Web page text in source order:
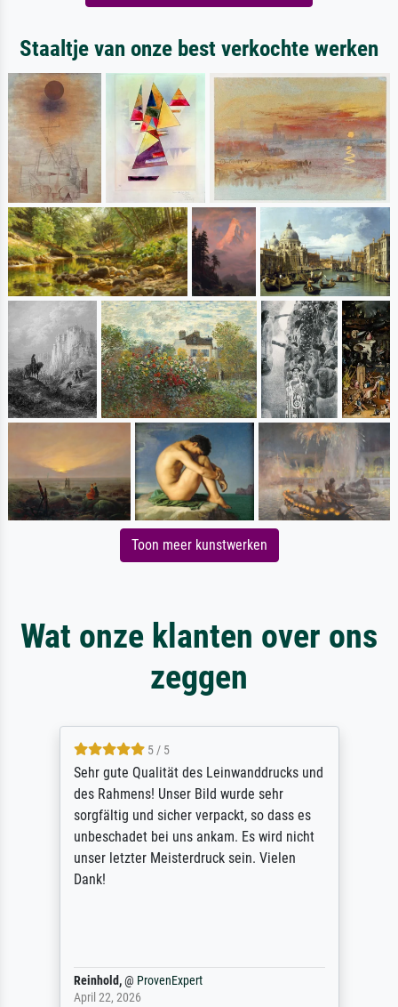
Staaltje van onze best verkochte werken
Toon meer kunstwerken
Wat onze klanten over ons
zeggen
5 / 5
Sehr gute Qualität des Leinwanddrucks und
des Rahmens! Unser Bild wurde sehr
sorgfältig und sicher verpackt, so dass es
unbeschadet bei uns ankam. Es wird nicht
unser letzter Meisterdruck sein. Vielen
Dank!
Reinhold,@ ProvenExpert
April 22, 2026